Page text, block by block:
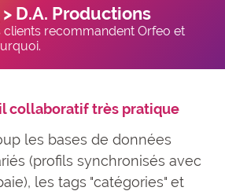
> D.A. Productions
clients recommandent Orfeo et
collaboratif très pratique
les bases de données
(profils synchronisés avec
les tags "catégories" et